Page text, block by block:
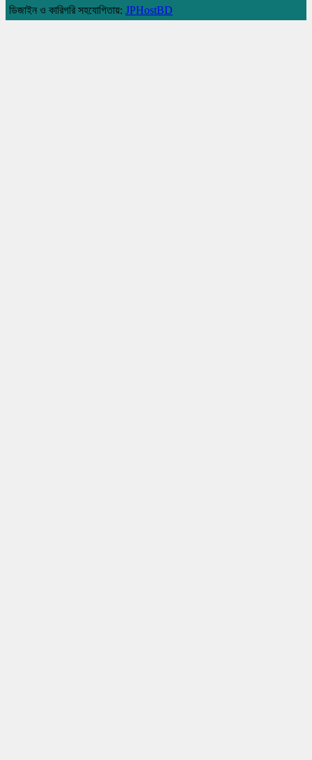
ডিজাইন ও কারিগরি সহযোগিতায়: JPHostBD